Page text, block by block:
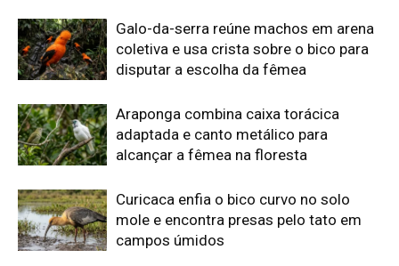
calor e controlar a temperatura na
Amazônia
voo rasante para afastar animais
maiores e proteger o ninho camuflado
no campo
Filhotes de tartaruga-da-amazônia
vocalizam dentro do ovo e sincronizam
a saída coletiva do ninho até a água